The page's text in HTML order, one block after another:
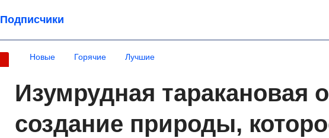
Подписчики
Новые Горячие Лучшие
Изумрудная таракановая
создание природы,